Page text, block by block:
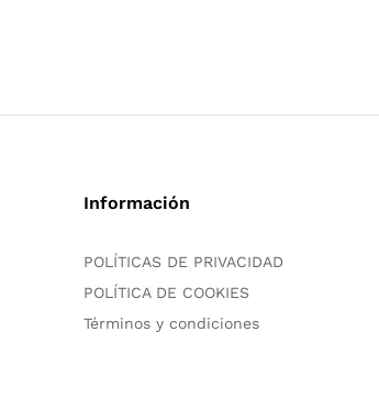
Información
POLÍTICAS DE PRIVACIDAD
POLÍTICA DE COOKIES
Términos y condiciones